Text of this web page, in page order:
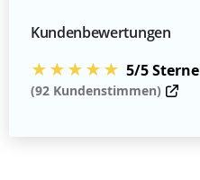
Kundenbewertungen
★★★★★ 5/5 Sterne
(92 Kundenstimmen)